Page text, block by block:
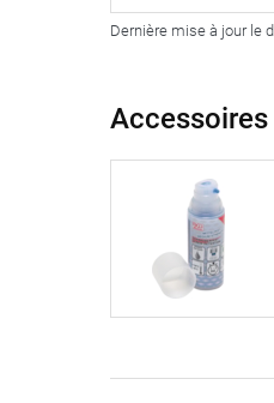
Dernière mise à jour le
Accessoires